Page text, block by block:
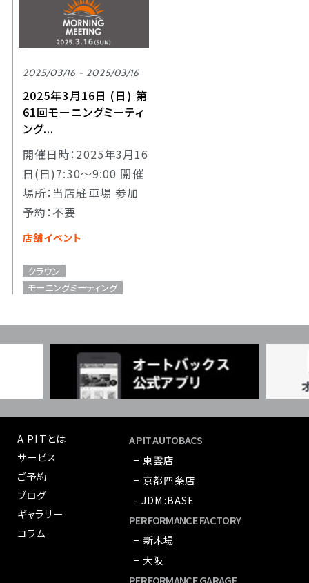
2025/03/16 - 2025/03/16
2025年3月16日 (日) 第
61回モーニングミーティ
ング...
開催日時：2025年3月16
日(日)7:30～9:00 開催
場所：当店駐車場 参加
予約：不要
店舗イベント
クラウン
モーニングミーティング
A PITとは
サービス
ご予約
ブログ
ギャラリー
コラム
A PIT AUTOBACS
− 東雲店
− 京都四条店
- JDM:BASE
PERFORMANCE FACTORY
− 新木場
− 大阪
PERFORMANCE GARAGE